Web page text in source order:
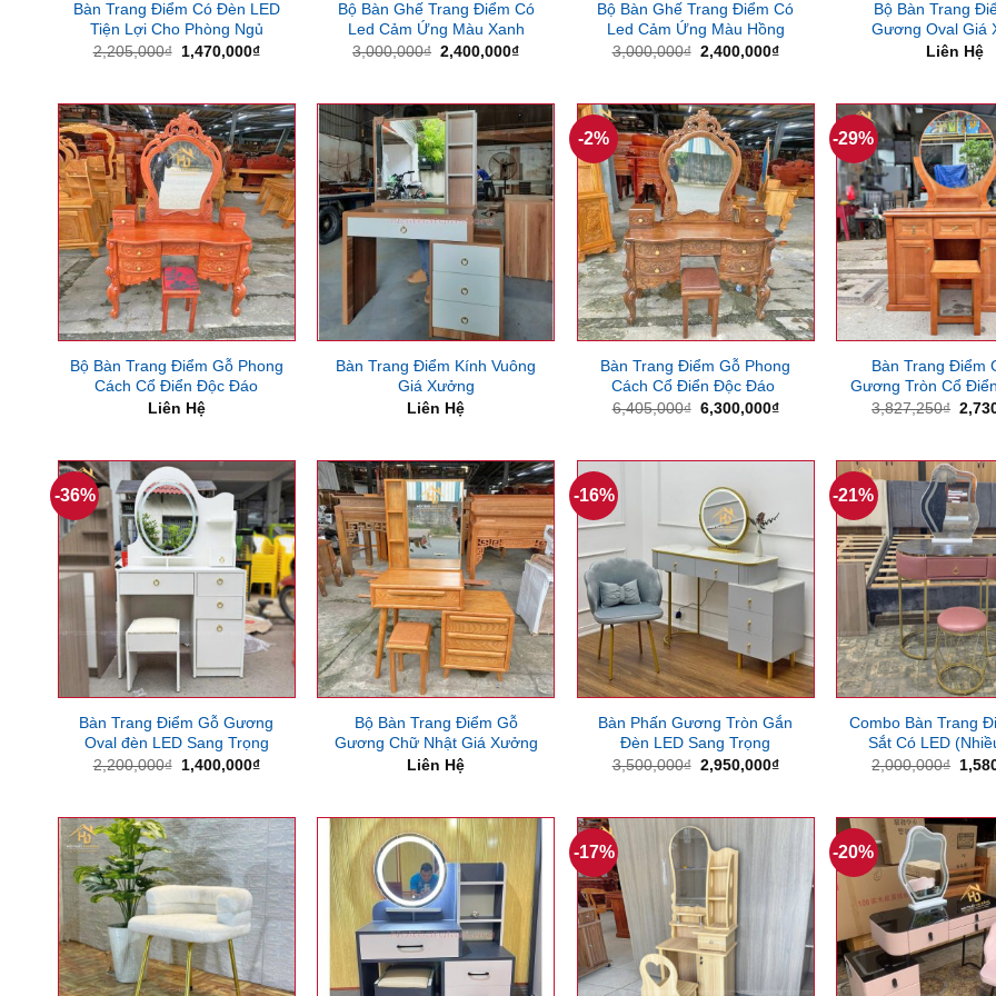
Bàn Trang Điểm Có Đèn LED
Tiện Lợi Cho Phòng Ngủ
2,205,000₫ Giá
1,470,000₫Giá
1,470,000₫.
Bộ Bàn Ghế Trang Điểm Có
Led Cảm Ứng Màu Xanh
3,000,000₫ Giá
2,400,000₫Giá
2,400,000₫.
Bộ Bàn Ghế Trang Điểm Có
Led Cảm Ứng Màu Hồng
3,000,000₫ Giá
2,400,000₫Giá
2,400,000₫.
Bộ Bàn Trang
Gương Oval Giá
Liên Hệ
Bộ Bàn Trang Điểm Gỗ Phong
Cách Cổ Điển Độc Đáo
Liên Hệ
Bàn Trang Điểm Kính Vuông
Giá Xưởng
Liên Hệ
-2%
Bàn Trang Điểm Gỗ Phong
Cách Cổ Điển Độc Đáo
6,405,000₫ Giá
6,300,000₫Giá
6,300,000₫.
-29%
Bàn Trang Điểm
Gương Tròn Cổ
3,827,250₫ Giá
-36%
Bàn Trang Điểm Gỗ Gương
Oval đèn LED Sang Trọng
2,200,000₫ Giá
1,400,000₫Giá
1,400,000₫.
Bộ Bàn Trang Điểm Gỗ
Gương Chữ Nhật Giá Xưởng
Liên Hệ
-16%
Bàn Phấn Gương Tròn Gắn
Đèn LED Sang Trọng
3,500,000₫ Giá
2,950,000₫Giá
2,950,000₫.
-21%
Combo Bàn Trang
Sắt Có LED
2,000,000₫ Giá
-17% -20%